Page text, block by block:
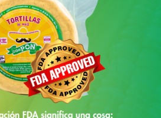
españoles, el maíz y sus
totopos, comenzaron a
ingredientes y técnicas
A pesar de estos
han mantenido su esencia y